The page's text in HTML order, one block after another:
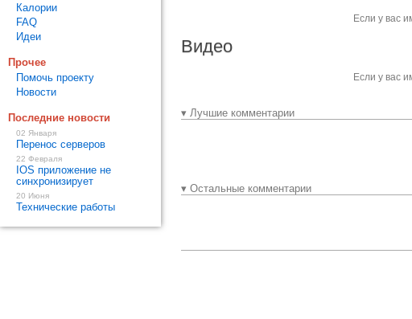
Если у вас
Видео
Если у вас
▾ Лучшие комментарии
▾ Остальные комментарии
Калории
FAQ
Идеи
Прочее
Помочь проекту
Новости
Последние новости
02 Января
Перенос серверов
22 Февраля
IOS приложение не
синхронизирует
20 Июня
Технические работы